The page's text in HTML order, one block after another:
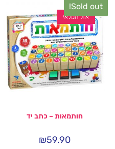
Sold out!
אזל המלאי
חותמאות – כתב יד
₪59.90